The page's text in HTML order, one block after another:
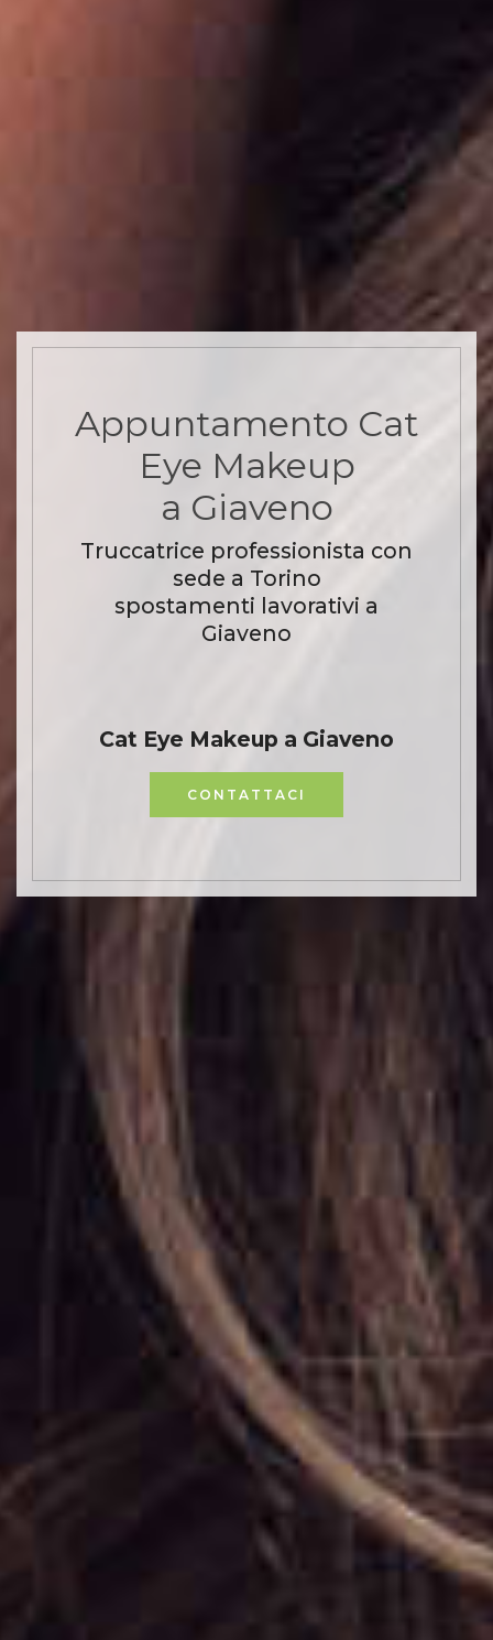
Appuntamento Cat
Eye Makeup
a Giaveno
Truccatrice professionista con
sede a Torino
spostamenti lavorativi a
Giaveno
Cat Eye Makeup a Giaveno
CONTATTACI